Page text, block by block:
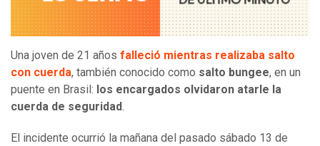
Una joven de 21 años falleció mientras realizaba salto
con cuerda, también conocido como salto bungee, en un
puente en Brasil: los encargados olvidaron atarle la
cuerda de seguridad.
El incidente ocurrió la mañana del pasado sábado 13 de